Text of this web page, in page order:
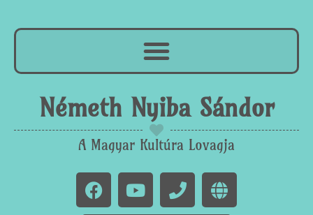
Németh Nyiba Sándor
A Magyar Kultúra Lovagja